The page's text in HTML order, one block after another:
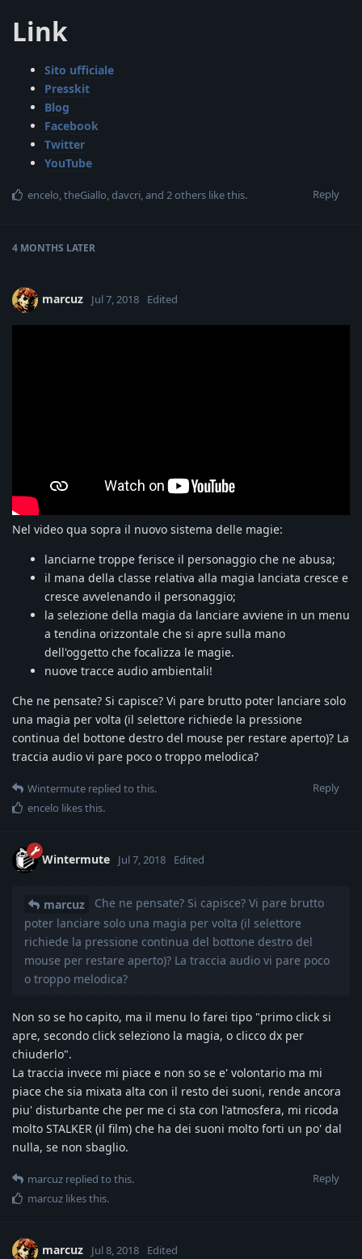
Link
Sito ufficiale
Presskit
Blog
Facebook
Twitter
YouTube
Reply
encelo,theGiallo,davcri, and 2others like this.
4 MONTHS LATER
marcuz Jul 7, 2018 Edited
Nel video qua sopra il nuovo sistema delle magie:
lanciarne troppe ferisce il personaggio che ne abusa;
il mana della classe relativa alla magia lanciata cresce e
cresce avvelenando il personaggio;
la selezione della magia da lanciare avviene in un menu
a tendina orizzontale che si apre sulla mano
dell'oggetto che focalizza le magie.
nuove tracce audio ambientali!
Che ne pensate? Si capisce? Vi pare brutto poter lanciare solo
una magia per volta (il selettore richiede la pressione
continua del bottone destro del mouse per restare aperto)? La
traccia audio vi pare poco o troppo melodica?
Reply
Wintermute replied to this.
encelo likes this.
Wintermute Jul 7, 2018 Edited
marcuz
Che ne pensate? Si capisce? Vi pare brutto
poter lanciare solo una magia per volta (il selettore
richiede la pressione continua del bottone destro del
mouse per restare aperto)? La traccia audio vi pare poco
o troppo melodica?
Non so se ho capito, ma il menu lo farei tipo "primo click si
apre, secondo click seleziono la magia, o clicco dx per
chiuderlo".
La traccia invece mi piace e non so se e' volontario ma mi
piace che sia mixata alta con il resto dei suoni, rende ancora
piu' disturbante che per me ci sta con l'atmosfera, mi ricoda
molto STALKER (il film) che ha dei suoni molto forti un po' dal
nulla, se non sbaglio.
Reply
marcuz replied to this.
marcuz likes this.
marcuz Jul 8, 2018 Edited